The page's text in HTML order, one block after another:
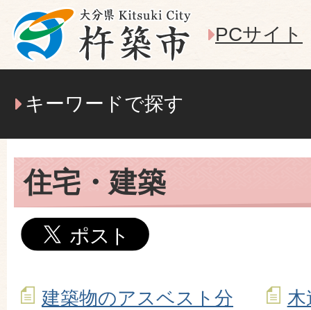
PCサイト
キーワードで探す
住宅・建築
建築物のアスベスト分
木